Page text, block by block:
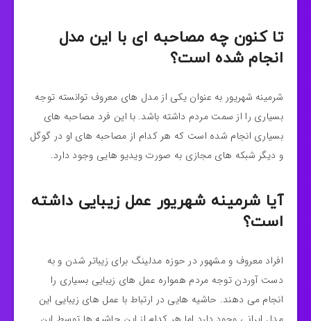
تا کنون چه مصاحبه ای با این مدل
انجام شده است؟
شرمینه شهریور به عنوان یکی از مدل های معروف توانسته توجه
بسیاری را از سمت مردم داشته باشد. با این فرد مصاحبه های
بسیاری انجام شده است که هر کدام از مصاحبه‌ های او در گوگل
و دیگر شبکه‌ های مجازی به صورت ویدیو هایی وجود دارد.
آیا شرمینه شهریور عمل زیبایی داشته
است؟
افراد معروف و مشهور در حوزه مدلینگ برای زیباتر شدن و به
دست آوردن توجه مردم همواره عمل های زیبایی بسیاری را
انجام می دهند. حاشیه هایی در ارتباط با عمل های زیبایی این